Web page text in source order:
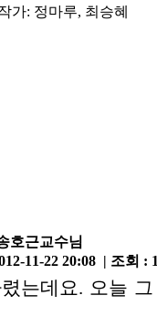
가: 정마루, 최승혜
호근교수님
11-22 20:08 | 조회 :
는데요. 오늘